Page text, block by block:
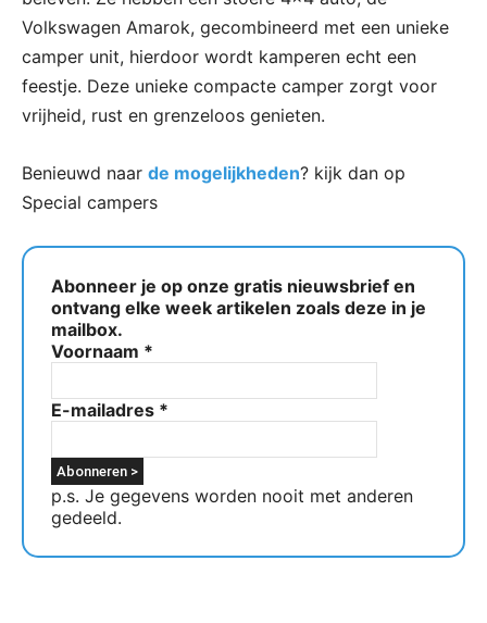
Volkswagen Amarok, gecombineerd met een unieke
camper unit, hierdoor wordt kamperen echt een
feestje. Deze unieke compacte camper zorgt voor
vrijheid, rust en grenzeloos genieten.
Benieuwd naar de mogelijkheden? kijk dan op
Special campers
Abonneer je op onze gratis nieuwsbrief en
ontvang elke week artikelen zoals deze in je
mailbox.
Voornaam *
E-mailadres *
p.s. Je gegevens worden nooit met anderen
gedeeld.